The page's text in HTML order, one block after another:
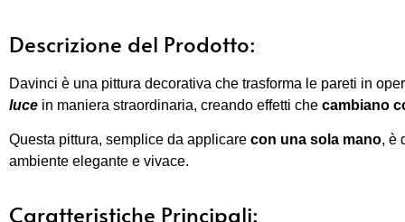
Descrizione del Prodotto:
Davinci è una pittura decorativa che trasforma le pareti in
luce in maniera straordinaria, creando effetti che cambiano
Questa pittura, semplice da applicare con una sola mano, è
ambiente elegante e vivace.
Caratteristiche Principali: